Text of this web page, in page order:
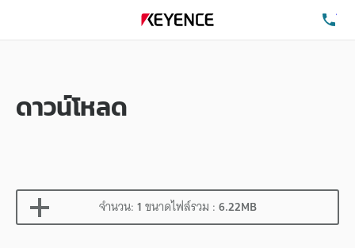
ดาวน์โหลด
จำนวน:1ขนาดไฟล์รวม :6.22MB